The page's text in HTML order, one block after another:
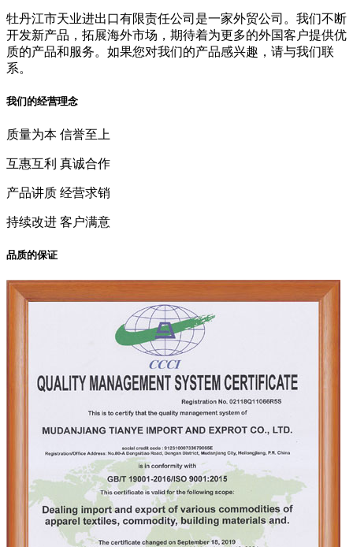
牡丹江市天业进出口有限责任公司是一家外贸公司。我们不断
开发新产品，拓展海外市场，期待着为更多的外国客户提供优
质的产品和服务。如果您对我们的产品感兴趣，请与我们联
系。
我们的经营理念
质量为本 信誉至上
互惠互利 真诚合作
产品讲质 经营求销
持续改进 客户满意
品质的保证